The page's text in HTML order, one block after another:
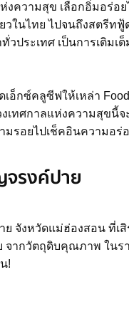
งความสุข เลือกอิ่มอร่อ
ในไทย ไปจนถึงสตรีท
ประเทศ เป็นการเติม
อ็กซ์คลูซีฟให้เหล่า
เทศกาลแห่งความสุขนี้
รอยไปเช็คอินความอร่
รงค์ปาย
ย จังหวัดแม่ฮ่องสอน ที่เ
ากวัตถุดิบคุณภาพ ในร
!